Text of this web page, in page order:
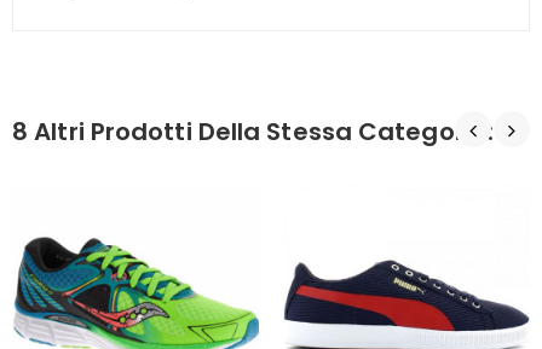
8 Altri Prodotti Della Stessa Categoria: